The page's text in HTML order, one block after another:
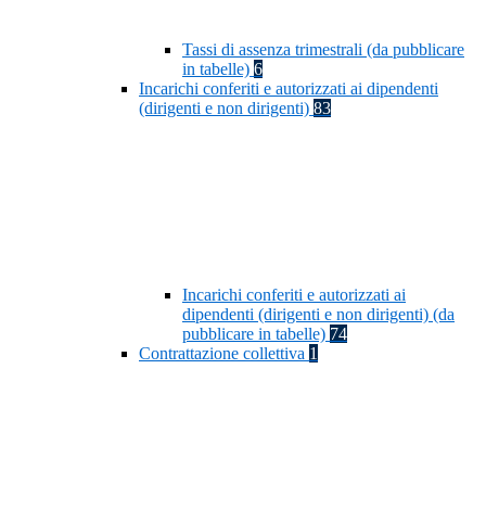
Tassi di assenza trimestrali (da pubblicare
in tabelle) 6
Incarichi conferiti e autorizzati ai dipendenti
(dirigenti e non dirigenti) 83
Incarichi conferiti e autorizzati ai
dipendenti (dirigenti e non dirigenti) (da
pubblicare in tabelle) 74
Contrattazione collettiva 1